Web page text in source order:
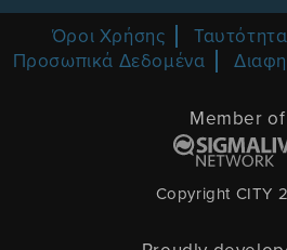
Όροι Χρήσης Ταυτότητα
Προσωπικά Δεδομένα
Member of
Copyright CITY